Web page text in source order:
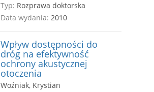
Typ: Rozprawa doktorska
Data wydania: 2010
Wpływ dostępności do
dróg na efektywność
ochrony akustycznej
otoczenia
Woźniak, Krystian